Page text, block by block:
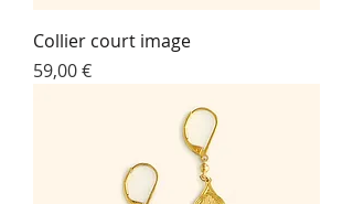
Collier court image
Prix
59,00 €